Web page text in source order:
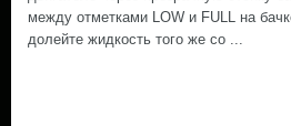
между отметками LOW и FULL на
долейте жидкость того же со ...